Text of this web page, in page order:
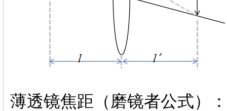
薄透镜焦距（磨镜者公式）